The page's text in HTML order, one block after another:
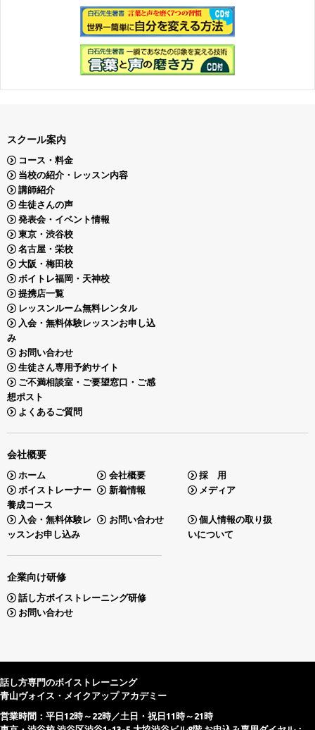
スクール案内
コース・料金
当校の紹介・レッスン内容
講師紹介
生徒さんの声
発表会・イベント情報
東京・渋谷校
名古屋・栄校
大阪・梅田校
ボイトレ福岡・天神校
提携店一覧
レッスンルーム無料レンタル
入会・無料体験レッスンお申し込
み
お問い合わせ
生徒さん専用予約サイト
ご不満相談室・ご要望窓口・ご感
想ポスト
よくあるご質問
会社概要
ホーム 会社概要
採 用
ボイストレーナー
養成コース
新着情報 メディア
入会・無料体験レ
ッスンお申し込み
お問い合わせ
個人情報の取り扱
いについて
企業向け研修
話し方ボイストレーニング研修
お問い合わせ
話し方専門のボイストレーニング
青山ヴォイス・メイクアップ アカデミー
営業時間：平日12時～22時／土日・祝日11時～21時